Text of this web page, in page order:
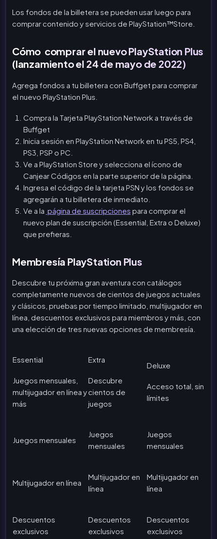
Los fondos de la billetera se pueden usar luego para
comprar contenido y servicios de PlayStation™Store.
Cómo comprar el nuevo PlayStation Plus
(lanzamiento el 24 de mayo de 2022)
Agrega fondos a tu billetera con Buffget para comprar
el nuevo PlayStation Plus.
Compra la Tarjeta PlayStation Network a través de
Buffget
Inicia sesión en PlayStation Network en tu PS5, PS4,
PS3, PSP o PC.
Ve a PlayStation Store y selecciona el ícono de
Canjear Códigos en la parte superior de la página.
Ingresa el código de la tarjeta PSN y los fondos se
agregarán a tu billetera de inmediato.
Ve a la página de suscripciones para comprar el
nuevo plan de suscripción (Essential, Extra o Deluxe)
que prefieras.
Membresía PlayStation Plus
Descubre tu próxima gran aventura con catálogos
completamente nuevos de cientos de juegos actuales
y clásicos, pruebas por tiempo limitado, multijugador en
línea, descuentos exclusivos para miembros y más, con
una elección de tres nuevas opciones de membresía.
Essential
Juegos mensuales,
multijugador en línea y
más
Extra
Descubre
cientos de
juegos
Deluxe
Acceso total, sin
límites
Juegos mensuales
Juegos
mensuales
Juegos
mensuales
Multijugador en línea
Multijugador en
línea
Multijugador en
línea
Descuentos
exclusivos
Descuentos
exclusivos
Descuentos
exclusivos